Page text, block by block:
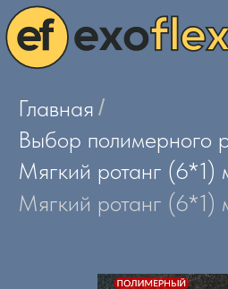
Главная /
Выбор полимерного
Мягкий ротанг (6*1)
Мягкий ротанг